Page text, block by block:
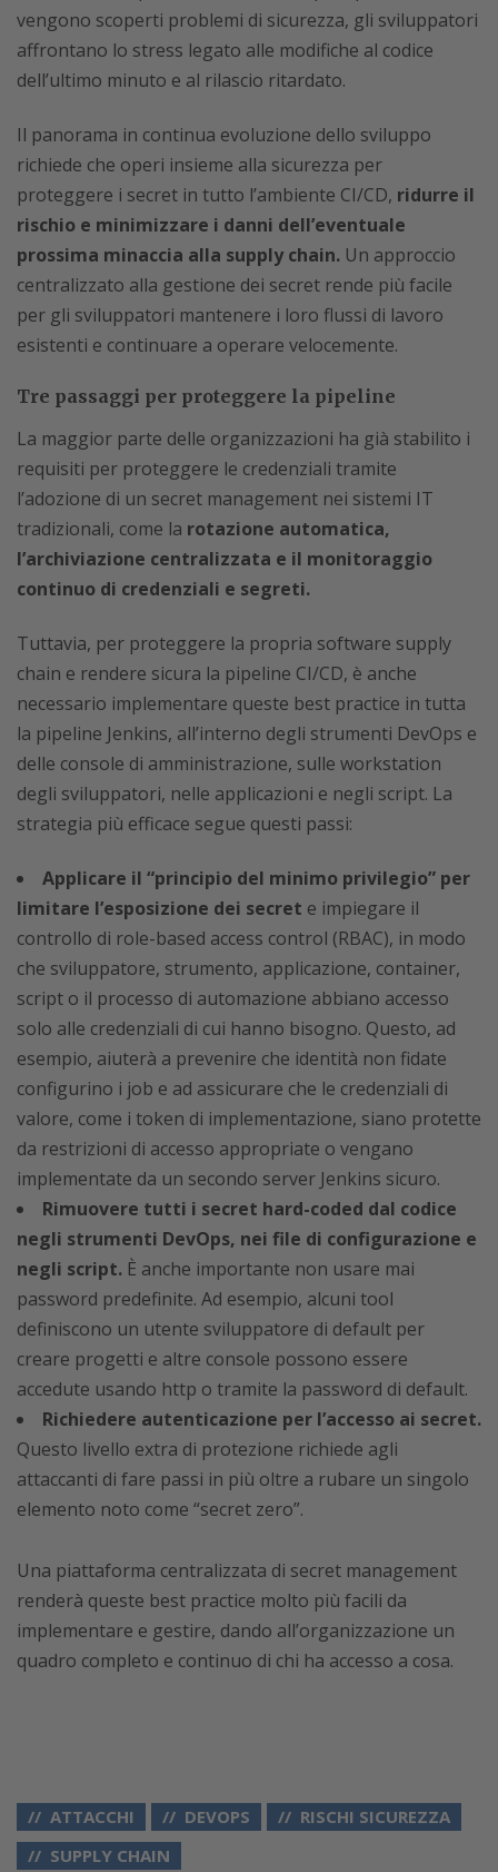
vengono scoperti problemi di sicurezza, gli sviluppatori
affrontano lo stress legato alle modifiche al codice
dell’ultimo minuto e al rilascio ritardato.
Il panorama in continua evoluzione dello sviluppo
richiede che operi insieme alla sicurezza per
proteggere i secret in tutto l’ambiente CI/CD, ridurre il
rischio e minimizzare i danni dell’eventuale
prossima minaccia alla supply chain. Un approccio
centralizzato alla gestione dei secret rende più facile
per gli sviluppatori mantenere i loro flussi di lavoro
esistenti e continuare a operare velocemente.
Tre passaggi per proteggere la pipeline
La maggior parte delle organizzazioni ha già stabilito i
requisiti per proteggere le credenziali tramite
l’adozione di un secret management nei sistemi IT
tradizionali, come la rotazione automatica,
l’archiviazione centralizzata e il monitoraggio
continuo di credenziali e segreti.
Tuttavia, per proteggere la propria software supply
chain e rendere sicura la pipeline CI/CD, è anche
necessario implementare queste best practice in tutta
la pipeline Jenkins, all’interno degli strumenti DevOps e
delle console di amministrazione, sulle workstation
degli sviluppatori, nelle applicazioni e negli script. La
strategia più efficace segue questi passi:
Applicare il “principio del minimo privilegio” per
limitare l’esposizione dei secret e impiegare il
controllo di role-based access control (RBAC), in modo
che sviluppatore, strumento, applicazione, container,
script o il processo di automazione abbiano accesso
solo alle credenziali di cui hanno bisogno. Questo, ad
esempio, aiuterà a prevenire che identità non fidate
configurino i job e ad assicurare che le credenziali di
valore, come i token di implementazione, siano protette
da restrizioni di accesso appropriate o vengano
implementate da un secondo server Jenkins sicuro.
Rimuovere tutti i secret hard-coded dal codice
negli strumenti DevOps, nei file di configurazione e
negli script. È anche importante non usare mai
password predefinite. Ad esempio, alcuni tool
definiscono un utente sviluppatore di default per
creare progetti e altre console possono essere
accedute usando http o tramite la password di default.
Richiedere autenticazione per l’accesso ai secret.
Questo livello extra di protezione richiede agli
attaccanti di fare passi in più oltre a rubare un singolo
elemento noto come “secret zero”.
Una piattaforma centralizzata di secret management
renderà queste best practice molto più facili da
implementare e gestire, dando all’organizzazione un
quadro completo e continuo di chi ha accesso a cosa.
ATTACCHI DEVOPS
RISCHI SICUREZZA
SUPPLY CHAIN